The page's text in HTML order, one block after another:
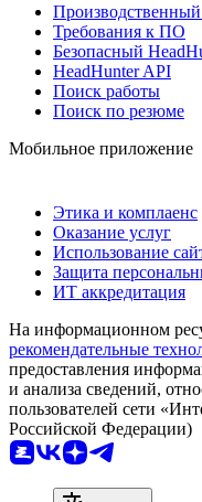
Производственный
Требования к ПО
Безопасный
HeadHunter API
Поиск работы
Поиск по резюме
Мобильное приложение
Этика и комплаенс
Оказание услуг
Использование
Защита
ИТ аккредитация
На информационном
рекомендательные
предоставления
и анализа сведений,
пользователей сети
Российской Федерации)